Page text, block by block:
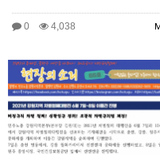
0 4,038